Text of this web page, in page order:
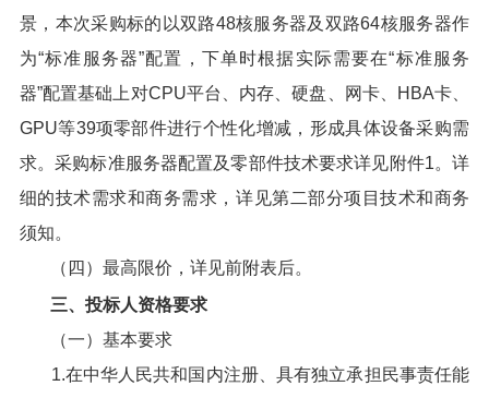
景，本次采购标的以双路48核服务器及双路64核服务器作
为“标准服务器”配置，下单时根据实际需要在“标准服务
器”配置基础上对CPU平台、内存、硬盘、网卡、HBA卡、
GPU等39项零部件进行个性化增减，形成具体设备采购需
求。采购标准服务器配置及零部件技术要求详见附件1。详
细的技术需求和商务需求，详见第二部分项目技术和商务
须知。
（四）最高限价，详见前附表后。
三、投标人资格要求
（一）基本要求
1.在中华人民共和国内注册、具有独立承担民事责任能